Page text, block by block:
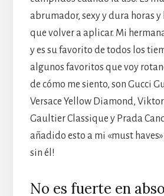
abrumador, sexy y dura horas y
que volver a aplicar. Mi
y es su favorito de todos los
algunos favoritos que voy
de cómo me siento, son Gucci
Versace Yellow Diamond,
Gaultier Classique y Prada
añadido esto a mi «must
sin él!
No es fuerte en